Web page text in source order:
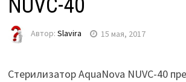
NUVC-40
Автор: Slavira 15 мая, 2017
Стерилизатор AquaNova NUVC-40